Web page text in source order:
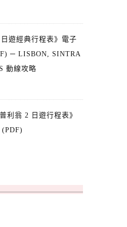
日遊經典行程表》電子
─ LISBON, SINTRA
動線攻略
利翁 2 日遊行程表》
(PDF)